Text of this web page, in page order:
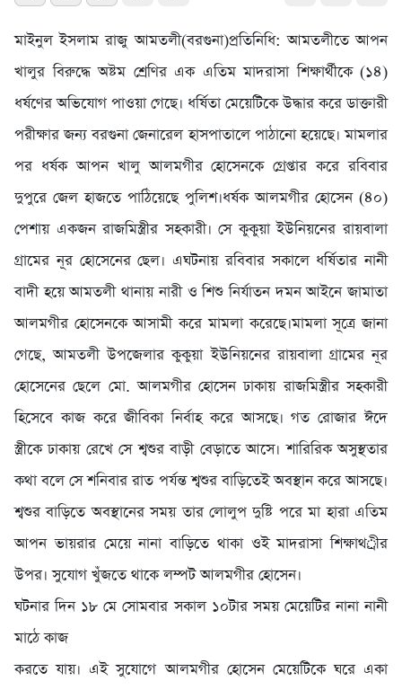
মাইনুল ইসলাম রাজু আমতলী(বরগুনা)প্রতিনিধি: আমতলীতে আপন
খালুর বিরুদ্ধে অষ্টম শ্রেণির এক এতিম মাদরাসা শিক্ষার্থীকে (১৪)
ধর্ষণের অভিযোগ পাওয়া গেছে। ধর্ষিতা মেয়েটিকে উদ্ধার করে ডাক্তারী
পরীক্ষার জন্য বরগুনা জেনারেল হাসপাতালে পাঠানো হয়েছে। মামলার
পর ধর্ষক আপন খালু আলমগীর হোসেনকে গ্রেপ্তার করে রবিবার
দুপুরে জেল হাজতে পাঠিয়েছে পুলিশ।ধর্ষক আলমগীর হোসেন (৪০)
পেশায় একজন রাজমিস্ত্রীর সহকারী। সে কুকুয়া ইউনিয়নের রায়বালা
গ্রামের নূর হোসেনের ছেল। এঘটনায় রবিবার সকালে ধর্ষিতার নানী
বাদী হয়ে আমতলী থানায় নারী ও শিশু নির্যাতন দমন আইনে জামাতা
আলমগীর হোসেনকে আসামী করে মামলা করেছে।মামলা সূত্রে জানা
গেছে, আমতলী উপজেলার কুকুয়া ইউনিয়নের রায়বালা গ্রামের নূর
হোসেনের ছেলে মো. আলমগীর হোসেন ঢাকায় রাজমিস্ত্রীর সহকারী
হিসেবে কাজ করে জীবিকা নির্বাহ করে আসছে। গত রোজার ঈদে
স্ত্রীকে ঢাকায় রেখে সে শ্বশুর বাড়ী বেড়াতে আসে। শারিরিক অসুস্থতার
কথা বলে সে শনিবার রাত পর্যন্ত শ্বশুর বাড়িতেই অবস্থান করে আসছে।
শ্বশুর বাড়িতে অবস্থানের সময় তার লোলুপ দুষ্টি পরে মা হারা এতিম
আপন ভায়রার মেয়ে নানা বাড়িতে থাকা ওই মাদরাসা শিক্ষাথর্ীর
উপর। সুযোগ খুঁজতে থাকে লম্পট আলমগীর হোসেন।
ঘটনার দিন ১৮ মে সোমবার সকাল ১০টার সময় মেয়েটির নানা নানী
মাঠে কাজ
করতে যায়। এই সুযোগে আলমগীর হোসেন মেয়েটিকে ঘরে একা